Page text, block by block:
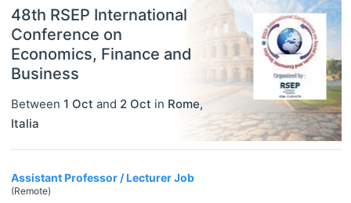
48th RSEP International
Conference on
Economics, Finance and
Business
Between 1 Oct and 2 Oct in Rome,
Italia
Assistant Professor / Lecturer Job
(Remote)